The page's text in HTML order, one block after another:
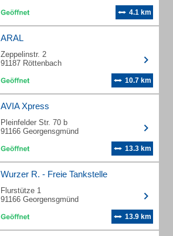
4.1 km
ARAL
Zeppelinstr. 2
91187 Röttenbach
10.7 km
AVIA Xpress
Pleinfelder Str. 70 b
91166 Georgensgmünd
13.3 km
Wurzer R. - Freie Tankstelle
Flurstütze 1
91166 Georgensgmünd
13.9 km